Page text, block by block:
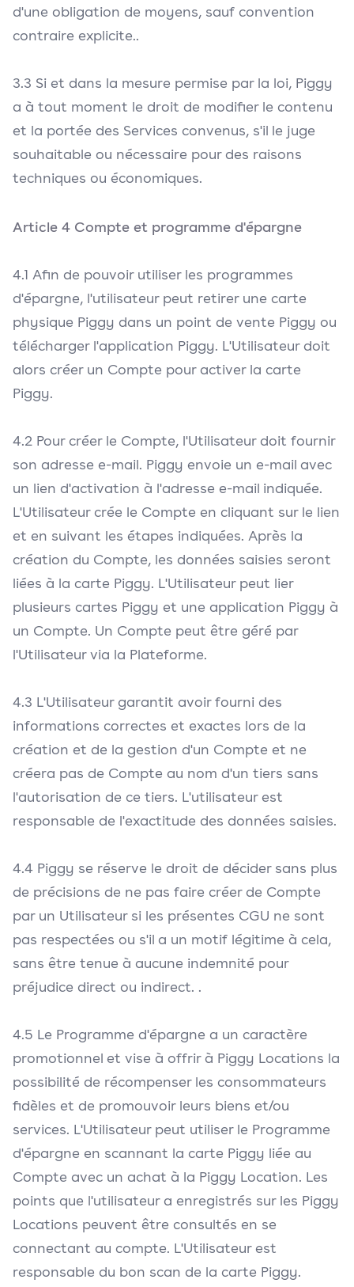
d'une obligation de moyens, sauf convention
contraire explicite..
3.3 Si et dans la mesure permise par la loi, Piggy
a à tout moment le droit de modifier le contenu
et la portée des Services convenus, s'il le juge
souhaitable ou nécessaire pour des raisons
techniques ou économiques.
Article 4 Compte et programme d'épargne
4.1 Afin de pouvoir utiliser les programmes
d'épargne, l'utilisateur peut retirer une carte
physique Piggy dans un point de vente Piggy ou
télécharger l'application Piggy. L'Utilisateur doit
alors créer un Compte pour activer la carte
Piggy.
4.2 Pour créer le Compte, l'Utilisateur doit fournir
son adresse e-mail. Piggy envoie un e-mail avec
un lien d'activation à l'adresse e-mail indiquée.
L'Utilisateur crée le Compte en cliquant sur le lien
et en suivant les étapes indiquées. Après la
création du Compte, les données saisies seront
liées à la carte Piggy. L'Utilisateur peut lier
plusieurs cartes Piggy et une application Piggy à
un Compte. Un Compte peut être géré par
l'Utilisateur via la Plateforme.
4.3 L'Utilisateur garantit avoir fourni des
informations correctes et exactes lors de la
création et de la gestion d'un Compte et ne
créera pas de Compte au nom d'un tiers sans
l'autorisation de ce tiers. L'utilisateur est
responsable de l'exactitude des données saisies.
4.4 Piggy se réserve le droit de décider sans plus
de précisions de ne pas faire créer de Compte
par un Utilisateur si les présentes CGU ne sont
pas respectées ou s'il a un motif légitime à cela,
sans être tenue à aucune indemnité pour
préjudice direct ou indirect. .
4.5 Le Programme d'épargne a un caractère
promotionnel et vise à offrir à Piggy Locations la
possibilité de récompenser les consommateurs
fidèles et de promouvoir leurs biens et/ou
services. L'Utilisateur peut utiliser le Programme
d'épargne en scannant la carte Piggy liée au
Compte avec un achat à la Piggy Location. Les
points que l'utilisateur a enregistrés sur les Piggy
Locations peuvent être consultés en se
connectant au compte. L'Utilisateur est
responsable du bon scan de la carte Piggy.